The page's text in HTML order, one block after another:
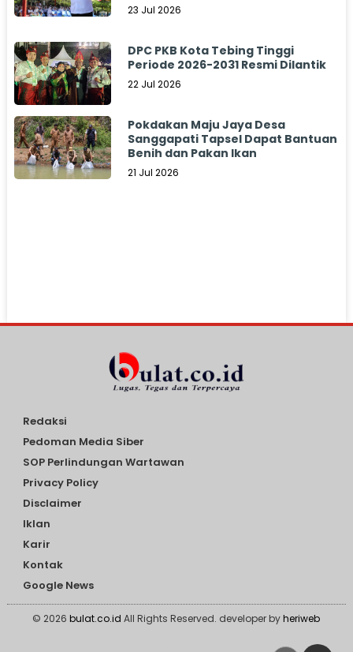
23 Jul 2026
DPC PKB Kota Tebing Tinggi
Periode 2026-2031 Resmi Dilantik
22 Jul 2026
Pokdakan Maju Jaya Desa
Sanggapati Tapsel Dapat Bantuan
Benih dan Pakan Ikan
21 Jul 2026
Redaksi
Pedoman Media Siber
SOP Perlindungan Wartawan
Privacy Policy
Disclaimer
Iklan
Karir
Kontak
Google News
© 2026bulat.co.id All Rights Reserved. developer byheriweb